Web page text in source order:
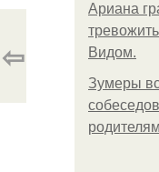
Ариана
Видом.
Зумеры
⇦